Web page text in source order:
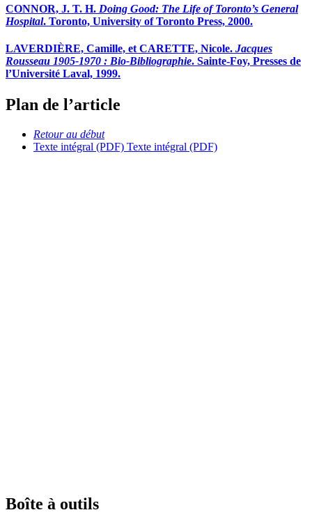
CONNOR, J. T. H. Doing Good: The Life of Toronto’s General
Hospital. Toronto, University of Toronto Press, 2000.
LAVERDIÈRE, Camille, et CARETTE, Nicole. Jacques
Rousseau 1905-1970 : Bio-Bibliographie. Sainte-Foy, Presses de
l’Université Laval, 1999.
Plan de l’article
Retour au début
Texte intégral (PDF) Texte intégral (PDF)
Boîte à outils